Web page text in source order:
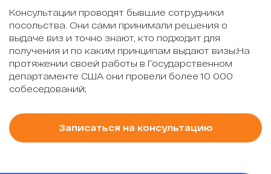
Консультации проводят бывшие сотрудники
посольства. Они сами принимали решения о
выдаче виз и точно знают, кто подходит для
получения и по каким принципам выдают визы;На
протяжении своей работы в Государственном
департаменте США они провели более 10 000
собеседований;
Записаться на консультацию